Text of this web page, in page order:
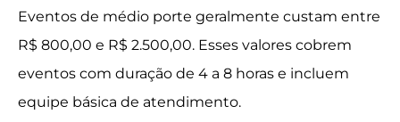
Eventos de médio porte geralmente custam entre
R$ 800,00 e R$ 2.500,00. Esses valores cobrem
eventos com duração de 4 a 8 horas e incluem
equipe básica de atendimento.